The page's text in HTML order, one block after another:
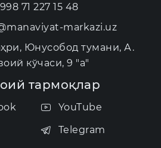
71 227 15 48
markazi.uz
Юнусобод тумани, А.
кўчаси, 9 "а"
тармоқлар
YouTube
Telegram